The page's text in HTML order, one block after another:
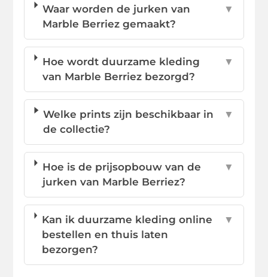
Waar worden de jurken van
Marble Berriez gemaakt?
▼
Hoe wordt duurzame kleding
van Marble Berriez bezorgd?
▼
Welke prints zijn beschikbaar in
de collectie?
▼
Hoe is de prijsopbouw van de
jurken van Marble Berriez?
▼
Kan ik duurzame kleding online
bestellen en thuis laten
bezorgen?
▼